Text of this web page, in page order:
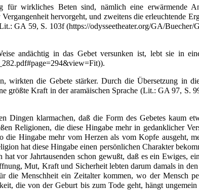
wirkliches Beten sind, nämlich eine erwärmende
hervorgeht, und zweitens die erleuchtende
:GA 59, S. 103f
andächtig in das Gebet versunken ist, lebt sie in
).
wirkten die Gebete stärker. Durch die Übersetzung in
größte Kraft in deraramäischen Sprache (Lit.: GA 97, S.
klarmachen, daß die Form des Gebetes kaum
Religionen, die diese Hingabe mehr in gedanklicher
die Hingabe mehr vom Herzen als vom Kopfe ausgeht,
hat diese Hingabe einen persönlichen Charakter
vor Jahrtausenden schon gewußt, daß es ein Ewiges,
Mut, Kraft und Sicherheit lebten darum damals in den
Menschheit ein Zeitalter kommen, wo der Mensch
die von der Geburt bis zum Tode geht, hängt